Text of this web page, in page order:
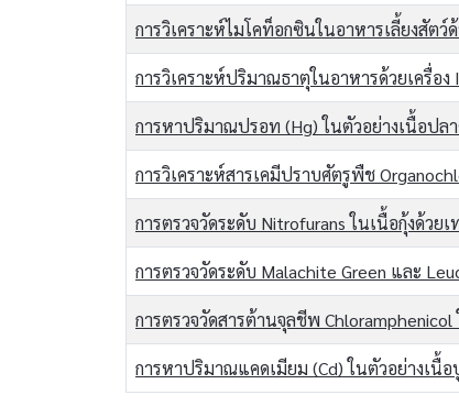
การวิเคราะห์ไมโคท็อกซินในอาหารเลี้ยงสัตว์
การวิเคราะห์ปริมาณธาตุในอาหารด้วยเครื่อง
การหาปริมาณปรอท (Hg) ในตัวอย่างเนื้อปล
การวิเคราะห์สารเคมีปราบศัตรูพืช
การตรวจวัดระดับ Nitrofurans ในเนื้อกุ้งด้วยเ
การตรวจวัดระดับ Malachite Green และ
การตรวจวัดสารต้านจุลชีพ
การหาปริมาณแคดเมียม (Cd) ในตัวอย่างเนื้อ